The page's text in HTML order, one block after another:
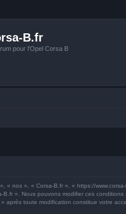
B.fr
pour l'Opel Corsa B
nos », « Corsa-B.fr », « https://
B.fr ». Nous pouvons modifier ces
toute modification constitue votre